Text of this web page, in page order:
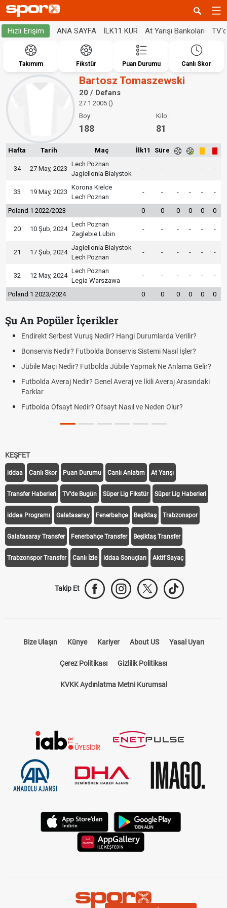
Hızlı Erişim ANA SAYFA İLK11 KUR At Yarışı Bankoları
Takımım Fikstür Puan Durumu Canlı Skor
Bartosz Tomaszewski
20 / Defans
27.1.2005 ()
Boy:
188
Kilo:
81
Hafta Tarih Maç İlk11 Süre
34 27 May, 2023
Lech Poznan
Jagiellonia Bialystok
- - - - - -
33 19 May, 2023
Korona Kielce
Lech Poznan
- - - - - -
Poland 1 2022/2023 0 0 0 0 0 0
20 10 Şub, 2024
Lech Poznan
Zaglebie Lubin
- - - - - -
21 17 Şub, 2024
Jagiellonia Bialystok
Lech Poznan
- - - - - -
32 12 May, 2024
Lech Poznan
Legia Warszawa
- - - - - -
Poland 1 2023/2024 0 0 0 0 0 0
Şu An Popüler İçerikler
Endirekt Serbest Vuruş Nedir? Hangi Durumlarda Verilir?
Bonservis Nedir? Futbolda Bonservis Sistemi Nasıl İşler?
Jübile Maçı Nedir? Futbolda Jübile Yapmak Ne Anlama Gelir?
Futbolda Averaj Nedir? Genel Averaj ve İkili Averaj Arasındaki
Farklar
Futbolda Ofsayt Nedir? Ofsayt Nasıl ve Neden Olur?
KEŞFET
iddaa Canlı Skor Puan Durumu Canlı Anlatım At Yarışı
Transfer Haberleri TV'de Bugün Süper Lig Fikstür Süper Lig Haberleri
iddaa Programı Galatasaray Fenerbahçe Beşiktaş Trabzonspor
Galatasaray Transfer Fenerbahçe Transfer Beşiktaş Transfer
Trabzonspor Transfer Canlı İzle iddaa Sonuçları Aktif Sayaç
Takip Et
Bize Ulaşın Künye Kariyer About US Yasal Uyarı
Çerez Politikası Gizlilik Politikası
KVKK Aydınlatma Metni Kurumsal